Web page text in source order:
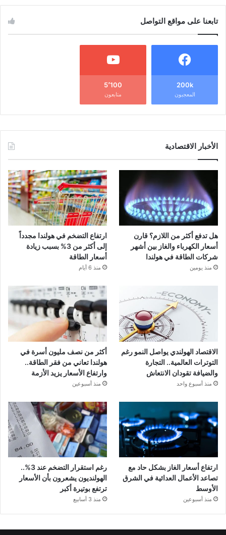
تابعنا على مواقع التواصل
200k
المعجبون
5٬100
متابعون
الأخبار الاقتصادية
هل تدفع أكثر من اللازم؟ قارن
أسعار الكهرباء والغاز بين أشهر
شركات الطاقة في هولندا
منذ يومين
ارتفاع التضخم في هولندا مجدداً
إلى أكثر من 3% بسبب زيادة
أسعار الطاقة
منذ 6 أيام
الاقتصاد الهولندي يواصل النمو رغم
التوترات العالمية.. التجارة
والضيافة تقودان الانتعاش
منذ أسبوع واحد
أكثر من نصف مليون أسرة في
هولندا تعاني من فقر الطاقة..
وارتفاع الأسعار يزيد الأزمة
منذ أسبوعين
ارتفاع أسعار الغاز بشكل حاد مع
تصاعد الأعمال العدائية في الشرق
الأوسط
منذ أسبوعين
رغم استقرار التضخم عند 3%..
الهولنديون يشعرون بأن الأسعار
ترتفع بوتيرة أكبر
منذ 3 أسابيع